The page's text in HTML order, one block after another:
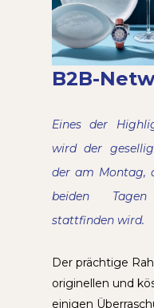
B2B-
Eines der
wird der
der am Montag,
beiden
stattfinden wird.
Der prächtige
originellen und
einigen